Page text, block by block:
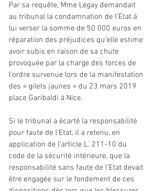
Par sa requête, Mme Legay demandait
au tribunal la condamnation de l’Etat à
lui verser la somme de 50 000 euros en
réparation des préjudices qu’elle estime
avoir subis en raison de sa chute
provoquée par la charge des forces de
l’ordre survenue lors de la manifestation
des « gilets jaunes » du 23 mars 2019
place Garibaldi à Nice.
Si le tribunal a écarté la responsabilité
pour faute de l’Etat, il a retenu, en
application de l’article L. 211-10 du
code de la sécurité intérieure, que la
responsabilité sans faute de l’Etat devait
être engagée sur le fondement de ces